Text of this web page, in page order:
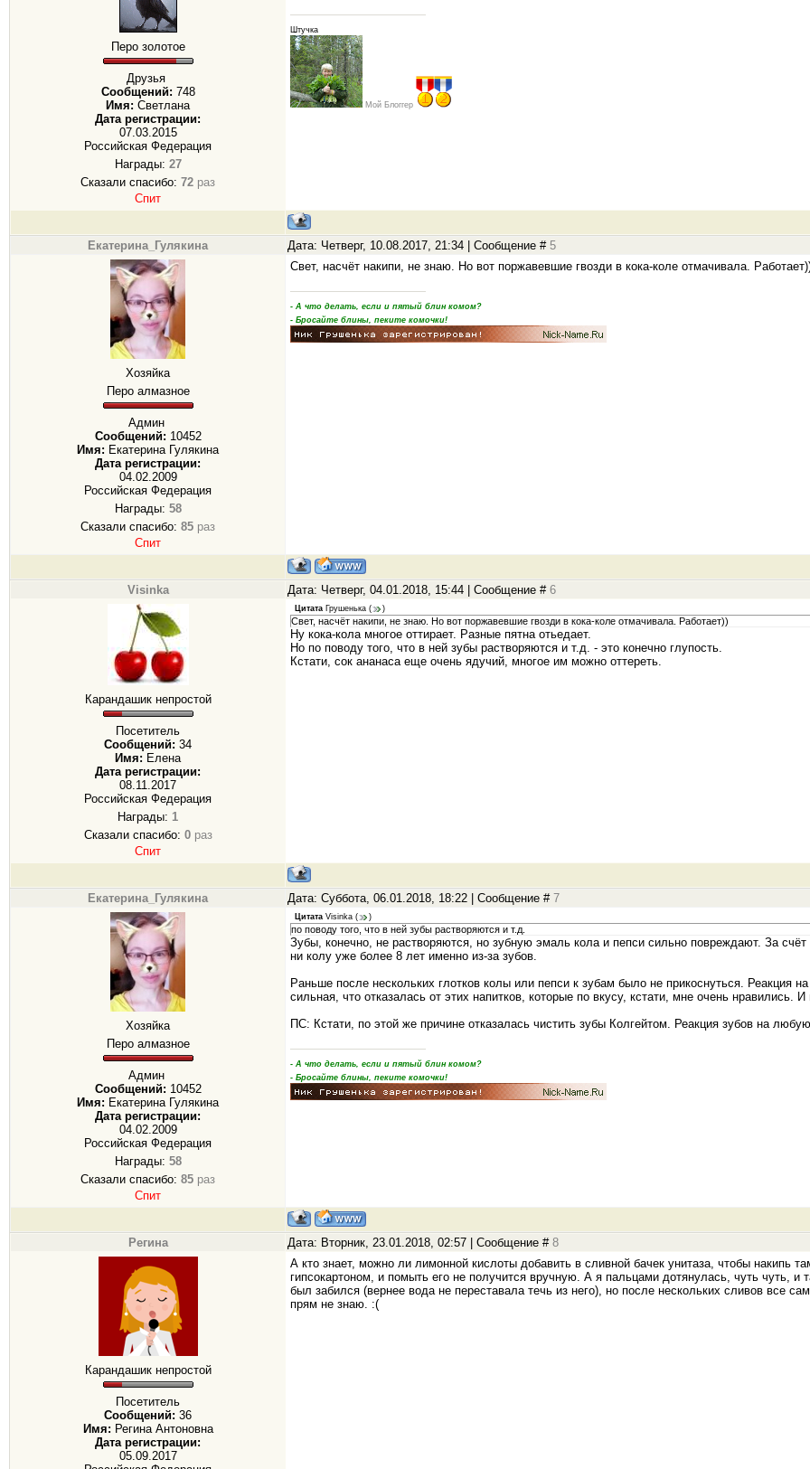
Перо золотое
Друзья
Сообщений: 748
Имя: Светлана
Дата регистрации:
07.03.2015
Российская Федерация
Награды: 27
Сказали спасибо: 72 раз
Спит
Штучка
Мой Блоггер
Екатерина_Гулякина Дата: Четверг, 10.08.2017, 21:34 | Сообщение # 5
Хозяйка
Перо алмазное
Админ
Сообщений: 10452
Имя: Екатерина Гулякина
Дата регистрации:
04.02.2009
Российская Федерация
Награды: 58
Сказали спасибо: 85 раз
Спит
Свет, насчёт накипи, не знаю. Но вот поржавевшие гвозди в кока-коле отмачивала.
- А что делать, если и пятый блин комом?
- Бросайте блины, пеките комочки!
Visinka Дата: Четверг, 04.01.2018, 15:44 | Сообщение # 6
Карандашик непростой
Посетитель
Сообщений: 34
Имя: Елена
Дата регистрации:
08.11.2017
Российская Федерация
Награды: 1
Сказали спасибо: 0раз
Спит
Цитата Грушенька ( )
Свет, насчёт накипи, не знаю. Но вот поржавевшие гвозди в кока-коле отмачивала. Работает))
Ну кока-кола многое оттирает. Разные пятна отьедает.
Но по поводу того, что в ней зубы растворяются и т.д. - это конечно глупость.
Кстати, сок ананаса еще очень ядучий, многое им можно оттереть.
Екатерина_Гулякина Дата: Суббота, 06.01.2018, 18:22 | Сообщение # 7
Хозяйка
Перо алмазное
Админ
Сообщений: 10452
Имя: Екатерина Гулякина
Дата регистрации:
04.02.2009
Российская Федерация
Награды: 58
Сказали спасибо: 85 раз
Спит
Цитата Visinka ( )
по поводу того, что в ней зубы растворяются и т.д.
Зубы, конечно, не растворяются, но зубную эмаль кола и пепси сильно повреждают. За
ни колу уже более 8 лет именно из-за зубов.
Раньше после нескольких глотков колы или пепси к зубам было не прикоснуться. Реакция
сильная, что отказалась от этих напитков, которые по вкусу, кстати, мне очень нравились.
ПС: Кстати, по этой же причине отказалась чистить зубы Колгейтом. Реакция зубов на
- А что делать, если и пятый блин комом?
- Бросайте блины, пеките комочки!
Регина Дата: Вторник, 23.01.2018, 02:57 | Сообщение # 8
Карандашик непростой
Посетитель
Сообщений: 36
Имя: Регина Антоновна
Дата регистрации:
05.09.2017
А кто знает, можно ли лимонной кислоты добавить в сливной бачек унитаза, чтобы накипь
гипсокартоном, и помыть его не получится вручную. А я пальцами дотянулась, чуть чуть, и
был забился (вернее вода не переставала течь из него), но после нескольких сливов все
прям не знаю. :(